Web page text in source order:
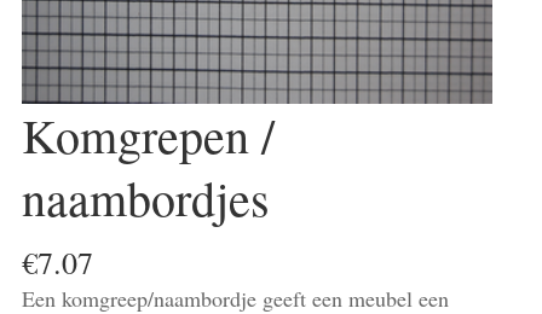
Komgrepen /
naambordjes
€7.07
Een komgreep/naambordje geeft een meubel een